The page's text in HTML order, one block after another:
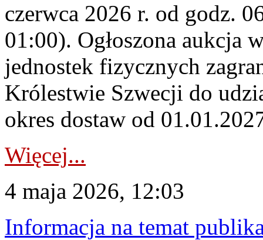
czerwca 2026 r. od godz.
01:00). Ogłoszona aukcja
jednostek fizycznych
Królestwie Szwecji do
okres dostaw od
Więcej...
4 maja 2026, 12:03
Informacja na temat